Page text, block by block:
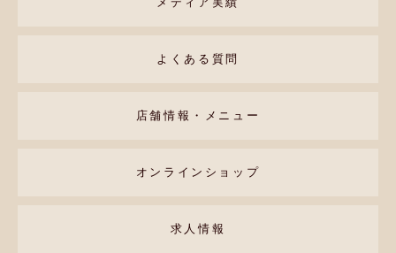
よくある質問
店舗情報・メニュー
オンラインショップ
求人情報